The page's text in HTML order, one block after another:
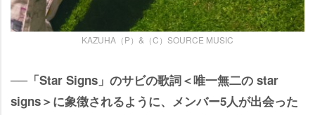
KAZUHA（P）&（C）SOURCE MUSIC
──「Star Signs」のサビの歌詞＜唯一無二の star
signs＞に象徴されるように、メンバー5人が出会った